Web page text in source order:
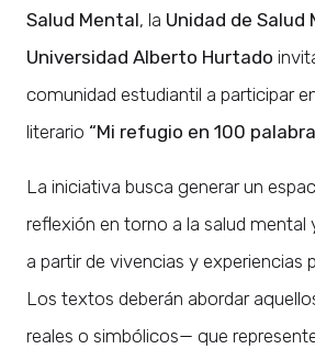
Salud Mental, la Unidad de Salud
Universidad Alberto Hurtado
comunidad estudiantil a participar
literario “Mi refugio en 100
La iniciativa busca generar un
reflexión en torno a la salud mental
a partir de vivencias y experiencias
Los textos deberán abordar
reales o simbólicos— que